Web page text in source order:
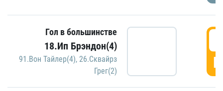
Гол в большинстве
18.Ип Брэндон(4)
91.Вон Тайлер(4), 26.Сквайрз
Грег(2)